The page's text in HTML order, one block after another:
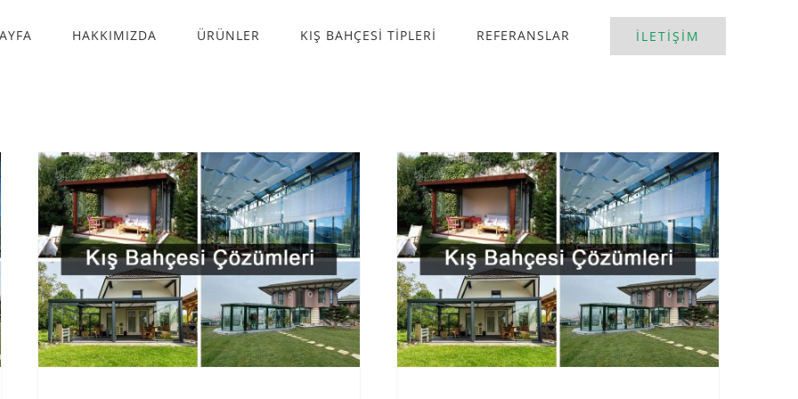
HAKKIMIZDA ÜRÜNLER KIŞ BAHÇESİ TİPLERİ REFERANSLAR İLETİŞİM